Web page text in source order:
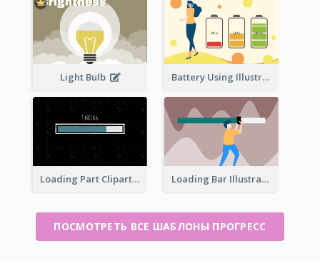
Light Bulb Battery Using Illustration
Loading Part Clipart Loading Bar Illustration
ПОСМОТРЕТЬ ВСЕ ШАБЛОНЫ ПРОГРЕСС